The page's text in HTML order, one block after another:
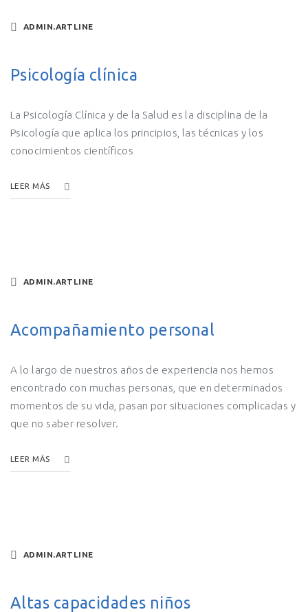
ADMIN.ARTLINE
Psicología clínica
La Psicología Clínica y de la Salud es la disciplina de la
Psicología que aplica los principios, las técnicas y los
conocimientos científicos
LEER MÁS
ADMIN.ARTLINE
Acompañamiento personal
A lo largo de nuestros años de experiencia nos hemos
encontrado con muchas personas, que en determinados
momentos de su vida, pasan por situaciones complicadas y
que no saber resolver.
LEER MÁS
ADMIN.ARTLINE
Altas capacidades niños